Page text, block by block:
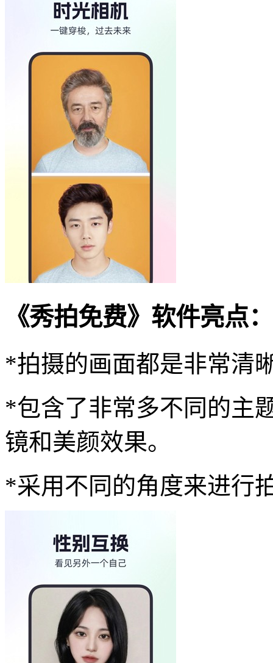
《秀拍免费》软件亮点：
*拍摄的画面都是非常清
*包含了非常多不同的主
镜和美颜效果。
*采用不同的角度来进行